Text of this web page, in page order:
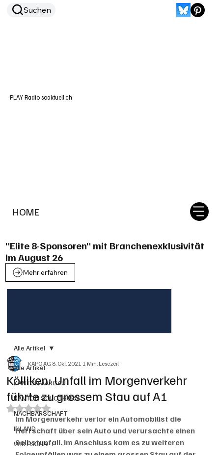
HOME
Suchen
PLAY Radio soaktuell.ch
"Elite 8-Sponsoren" mit Branchenexklusivität
im August 26
Mehr erfahren
Alle Artikel
KANTON AARGAU
KANTON SOLOTHURN
NACHBARSCHAFT
INLAND
WIRTSCHAFT
Alle Artikel
Kölliken: Unfall im Morgenverkehr
führte zu grossem Stau auf A1
KAPO AG8. Okt. 20211 Min. Lesezeit
Mit NaN von 5 Sternen bewertet.
Im Morgenverkehr verlor ein Automobilist die
Herrschaft über sein Auto und verursachte einen
Selbstunfall. Im Anschluss kam es zu weiteren